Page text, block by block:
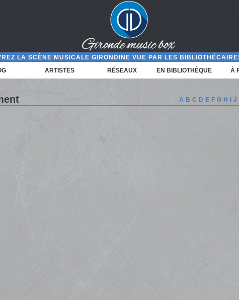
LA SCÈNE MUSICALE GIRONDINE VUE PAR LES
ARTISTES RÉSEAUX EN BIBLIOTHÈQUE À
A B C D E F G H I J